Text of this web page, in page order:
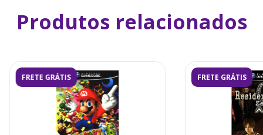
Produtos relacionados
FRETE GRÁTIS FRETE GRÁTIS